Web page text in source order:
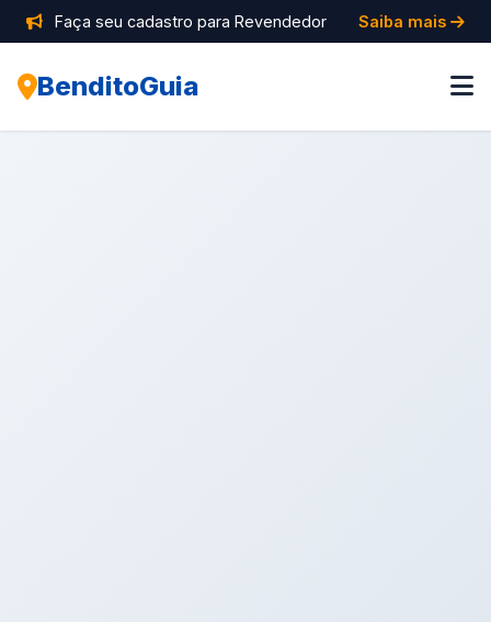
Faça seu cadastro para Revendedor Saiba mais
BenditoGuia